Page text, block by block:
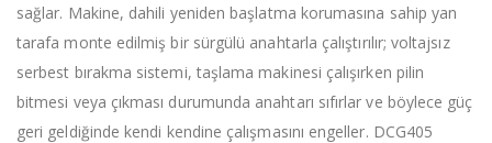
sağlar. Makine, dahili yeniden başlatma korumasına sahip yan
tarafa monte edilmiş bir sürgülü anahtarla çalıştırılır; voltajsız
serbest bırakma sistemi, taşlama makinesi çalışırken pilin
bitmesi veya çıkması durumunda anahtarı sıfırlar ve böylece güç
geri geldiğinde kendi kendine çalışmasını engeller. DCG405